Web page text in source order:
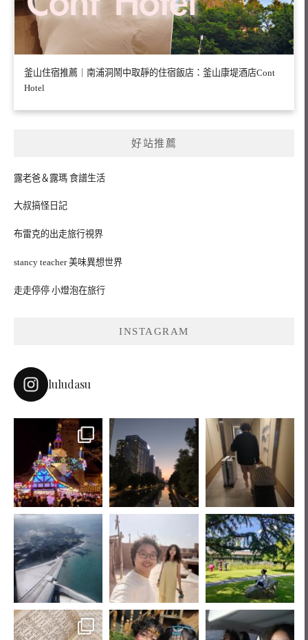
釜山住宿推薦｜南浦洞鬧中取靜的住宿飯店：釜山康堤酒店Cont
Hotel
好站推薦
露老爸＆露瑪 食譜生活
大叔搞怪日記
布雷克的出走旅行視界
stancy teacher 美味異想世界
走走停停 小燈泡在旅行
INSTAGRAM
luludasu